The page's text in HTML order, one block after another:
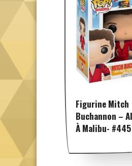
Figurine Mitch
Buchannon –
À Malibu- #445